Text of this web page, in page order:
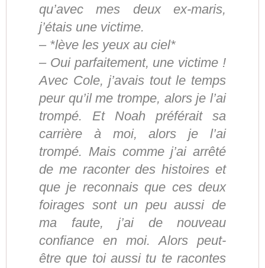
qu’avec mes deux ex-maris,
j’étais une victime.
– *lève les yeux au ciel*
– Oui parfaitement, une victime !
Avec Cole, j’avais tout le temps
peur qu’il me trompe, alors je l’ai
trompé. Et Noah préférait sa
carrière à moi, alors je l’ai
trompé. Mais comme j’ai arrêté
de me raconter des histoires et
que je reconnais que ces deux
foirages sont un peu aussi de
ma faute, j’ai de nouveau
confiance en moi. Alors peut-
être que toi aussi tu te racontes